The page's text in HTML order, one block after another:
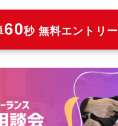
60秒 無料エントリー